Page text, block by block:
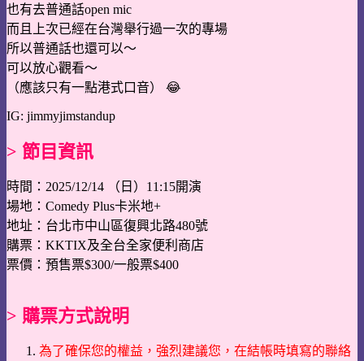
也有去普通話open mic
而且上次已經在台灣舉行過一次的專場
所以普通話也還可以～
可以放心觀看～
（應該只有一點港式口音） 😂
IG: jimmyjimstandup
> 節目資訊
時間：2025/12/14 （日）11:15開演
場地：Comedy Plus卡米地+
地址：台北市中山區復興北路480號
購票：KKTIX及全台全家便利商店
票價：預售票$300/一般票$400
> 購票方式說明
為了確保您的權益，強烈建議您，在結帳時填寫的聯絡